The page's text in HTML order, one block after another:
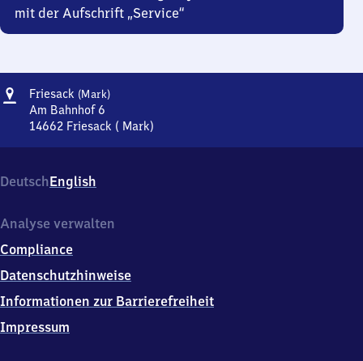
mit der Aufschrift „Service“
Adresse
Friesack (Mark)Friesack
Am Bahnhof 6
14662 Friesack ( Mark)
Am
Bahnhof
1
6
6
Friesack
(
Mark)
DeutschEnglish
Analyse verwalten
Compliance
Datenschutzhinweise
Informationen zur Barrierefreiheit
Impressum